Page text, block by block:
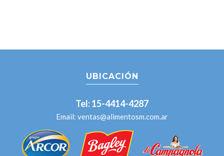
UBICACIÓN
Tel: 15-4414-4287
Email: ventas@alimentosm.com.ar